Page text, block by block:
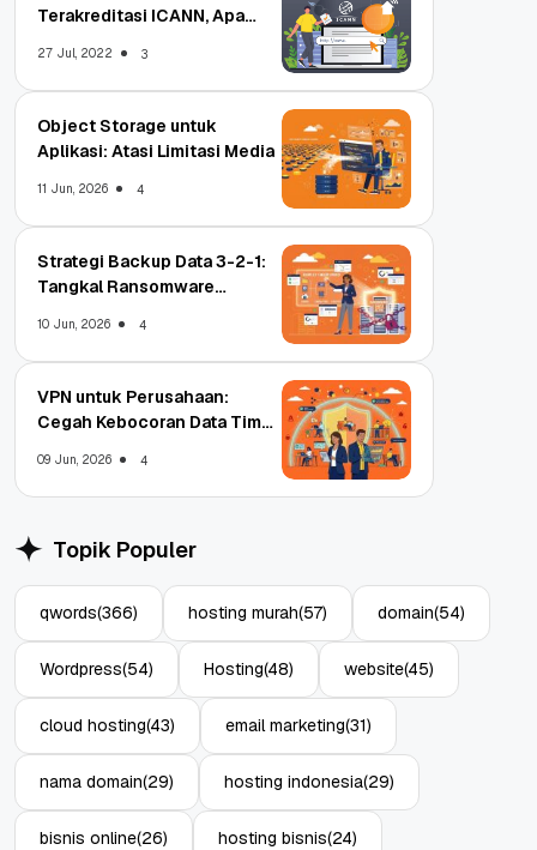
Terakreditasi ICANN, Apa
27 Jul, 2022 3
Object Storage untuk
Aplikasi: Atasi Limitasi Media
11 Jun, 2026 4
Strategi Backup Data 3-2-1:
Tangkal Ransomware
10 Jun, 2026 4
VPN untuk Perusahaan:
Cegah Kebocoran Data Tim
09 Jun, 2026 4
Topik Populer
qwords(366) hosting murah(57) domain(54)
Wordpress(54) Hosting(48) website(45)
cloud hosting(43) email marketing(31)
nama domain(29) hosting indonesia(29)
bisnis online(26) hosting bisnis(24)